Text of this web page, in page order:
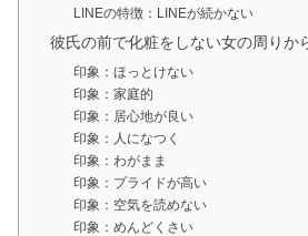
LINEの特徴：LINEが続かない
彼氏の前で化粧をしない女の周りか
印象：ほっとけない
印象：家庭的
印象：居心地が良い
印象：人になつく
印象：わがまま
印象：プライドが高い
印象：空気を読めない
印象：めんどくさい